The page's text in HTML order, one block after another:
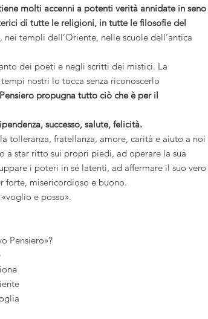
molti accenni a potenti verità annidate in seno
di tutte le religioni, in tutte le filosofie del
, nei templi dell’Oriente, nelle scuole dell’antica
dei poeti e negli scritti dei mistici. La
nostri lo tocca senza riconoscerlo
propugna tutto ciò che è per il
successo, salute, felicità.
tolleranza, fratellanza, amore, carità e aiuto a noi
a star ritto sui propri piedi, ad operare la sua
i poteri in sé latenti, ad affermare il suo vero
forte, misericordioso e buono.
e posso».
Pensiero»?